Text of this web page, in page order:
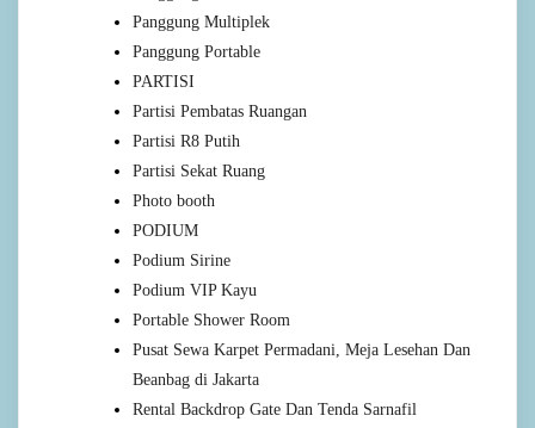
Panggung Multiplek
Panggung Portable
PARTISI
Partisi Pembatas Ruangan
Partisi R8 Putih
Partisi Sekat Ruang
Photo booth
PODIUM
Podium Sirine
Podium VIP Kayu
Portable Shower Room
Pusat Sewa Karpet Permadani, Meja Lesehan Dan
Beanbag di Jakarta
Rental Backdrop Gate Dan Tenda Sarnafil